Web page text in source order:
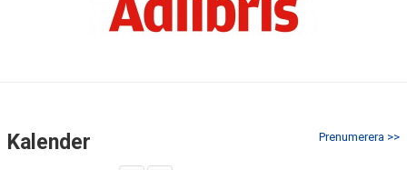
Prenumerera >>
Kalender